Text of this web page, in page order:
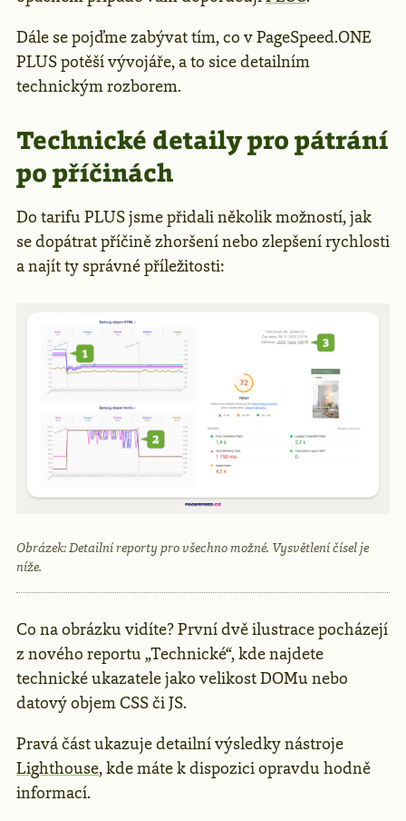
Dále se pojďme zabývat tím, co v PageSpeed.ONE
PLUS potěší vývojáře, a to sice detailním
technickým rozborem.
Technické detaily pro pátrání
po příčinách
Do tarifu PLUS jsme přidali několik možností, jak
se dopátrat příčině zhoršení nebo zlepšení rychlosti
a najít ty správné příležitosti:
Obrázek: Detailní reporty pro všechno možné. Vysvětlení čísel je
níže.
Co na obrázku vidíte? První dvě ilustrace pocházejí
z nového reportu „Technické“, kde najdete
technické ukazatele jako velikost DOMu nebo
datový objem CSS či JS.
Pravá část ukazuje detailní výsledky nástroje
Lighthouse, kde máte k dispozici opravdu hodně
informací.